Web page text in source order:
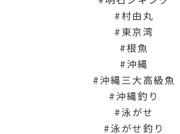
村由丸
東京湾
根魚
沖縄
沖縄三大高級魚
沖縄釣り
泳がせ
泳がせ釣り